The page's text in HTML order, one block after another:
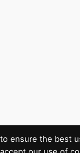
ensure the best